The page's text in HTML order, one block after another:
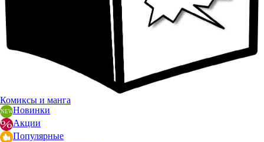
Комиксы и манга
Новинки
Акции
Популярные